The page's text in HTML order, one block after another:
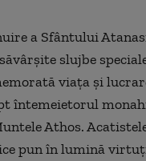
a Sfântului
slujbe
viața și
întemeietorul
Athos.
pun în lumină